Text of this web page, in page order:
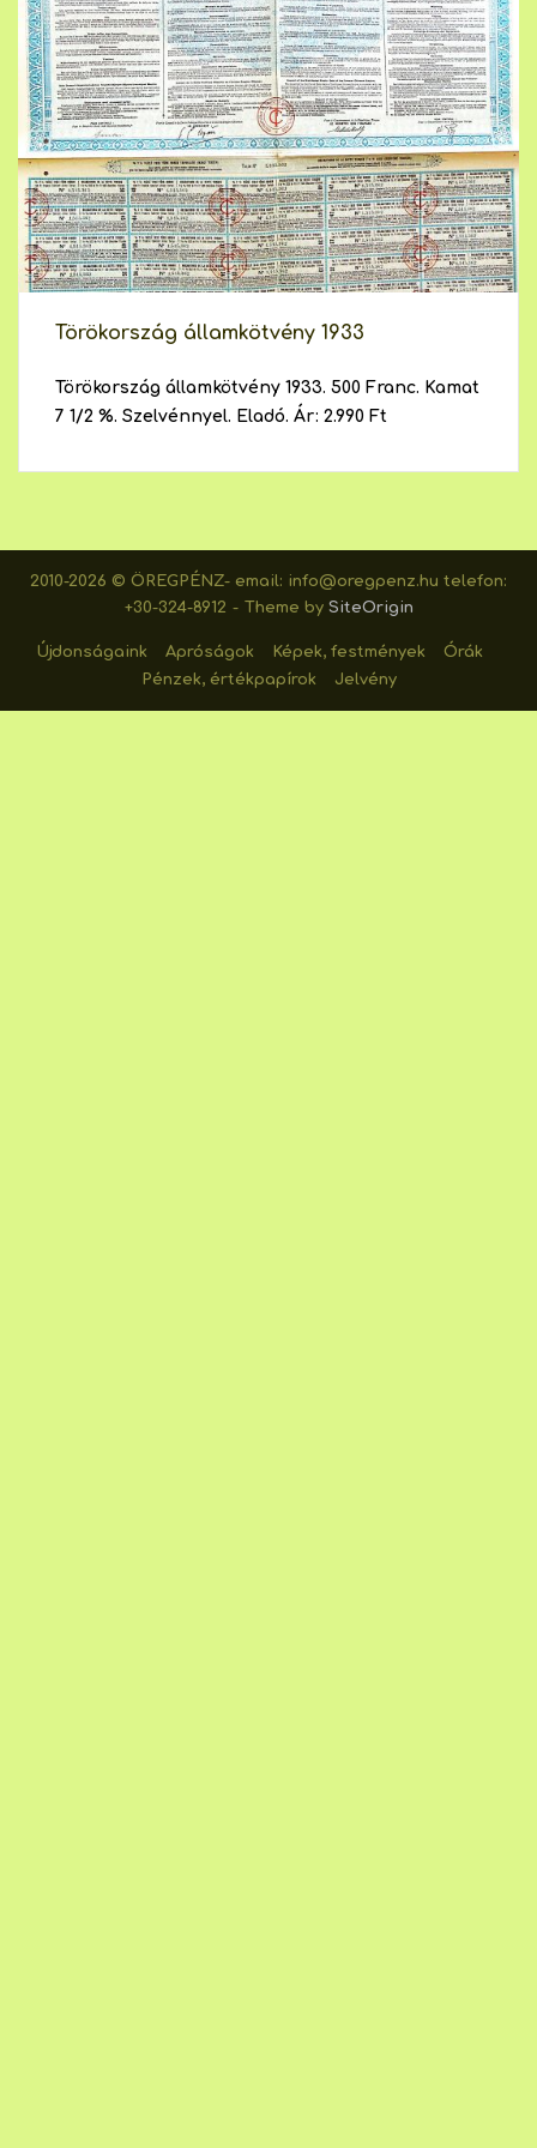
Törökország államkötvény 1933
Törökország államkötvény 1933. 500 Franc. Kamat
7 1/2 %. Szelvénnyel. Eladó. Ár: 2.990 Ft
2010-2026 © ÖREGPÉNZ- email: info@oregpenz.hu telefon:
+30-324-8912
Theme by SiteOrigin
Újdonságaink Apróságok Képek, festmények
Órák
Pénzek, értékpapírok
Jelvény